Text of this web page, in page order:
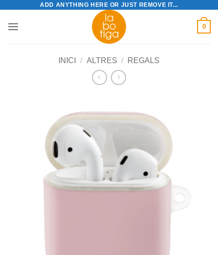
content
ADD ANYTHING HERE OR JUST REMOVE IT...
0
INICI / ALTRES / REGALS